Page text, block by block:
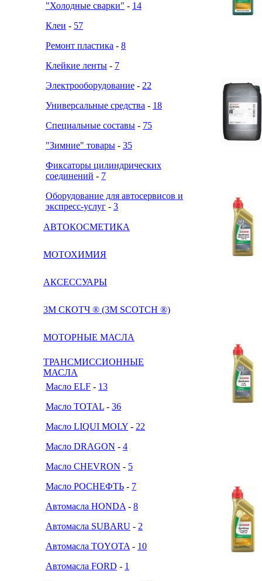
"Холодные сварки" - 14
Клеи - 57
Ремонт пластика - 8
Клейкие ленты - 7
Электрооборудование - 22
Универсальные средства - 18
Специальные составы - 75
"Зимние" товары - 35
Фиксаторы цилиндрических
соединений - 7
Оборудование для автосервисов и
экспресс-услуг - 3
АВТОКОСМЕТИКА
МОТОХИМИЯ
АКСЕССУАРЫ
3М СКОТЧ ® (3M SCOTCH ®)
МОТОРНЫЕ МАСЛА
ТРАНСМИССИОННЫЕ
МАСЛА
Масло ELF - 13
Масло TOTAL - 36
Масло LIQUI MOLY - 22
Масло DRAGON - 4
Масло CHEVRON - 5
Масло РОСНЕФТЬ - 7
Автомасла HONDA - 8
Автомасла SUBARU - 2
Автомасла TOYOTA - 10
Автомасла FORD - 1